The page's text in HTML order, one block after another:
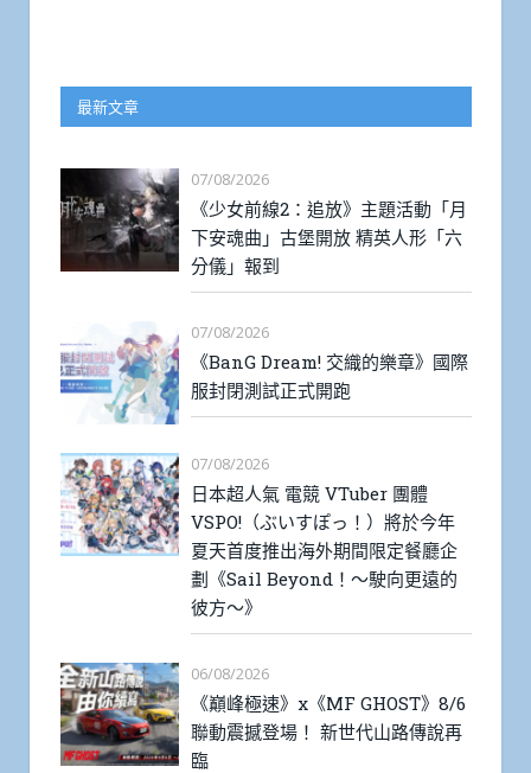
最新文章
07/08/2026
《少女前線2：追放》主題活動「月
下安魂曲」古堡開放 精英人形「六
分儀」報到
07/08/2026
《BanG Dream! 交織的樂章》國際
服封閉測試正式開跑
07/08/2026
日本超人氣 電競 VTuber 團體
VSPO!（ぶいすぽっ！）將於今年
夏天首度推出海外期間限定餐廳企
劃《Sail Beyond！～駛向更遠的
彼方～》
06/08/2026
《巔峰極速》x《MF GHOST》8/6
聯動震撼登場！ 新世代山路傳說再
臨